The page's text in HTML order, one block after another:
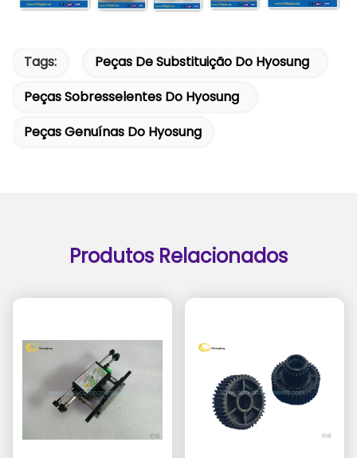
Tags:
Peças De Substituição Do Hyosung
Peças Sobresselentes Do Hyosung
Peças Genuínas Do Hyosung
Produtos Relacionados